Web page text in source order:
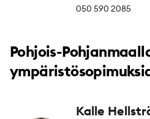
050 590 2085
Pohjois-
Kalle